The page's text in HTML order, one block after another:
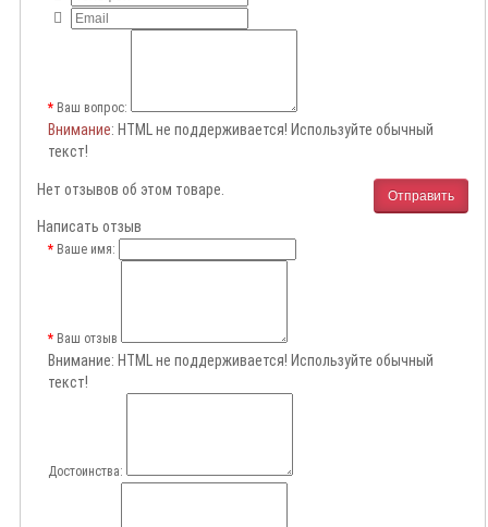
Ваш вопрос:
Внимание: HTML не поддерживается! Используйте обычный
текст!
Отправить
Нет отзывов об этом товаре.
Написать отзыв
Ваше имя:
Ваш отзыв
Внимание: HTML не поддерживается! Используйте обычный
текст!
Достоинства: